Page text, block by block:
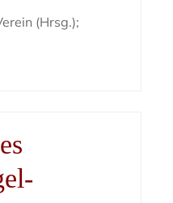
(Hrsg.);